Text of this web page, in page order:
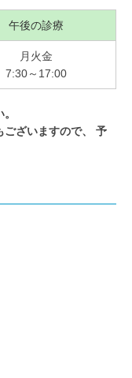
午後の診療
月火金
7:30～17:00
ございますので、 予